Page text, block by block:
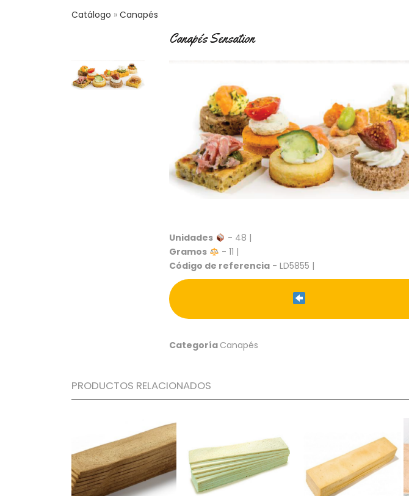
Catálogo Canapés
Canapés Sensation
Unidades
- 48 |
Gramos
- 11 |
Código de referencia - LD5855 |
Categoría Canapés
PRODUCTOS RELACIONADOS